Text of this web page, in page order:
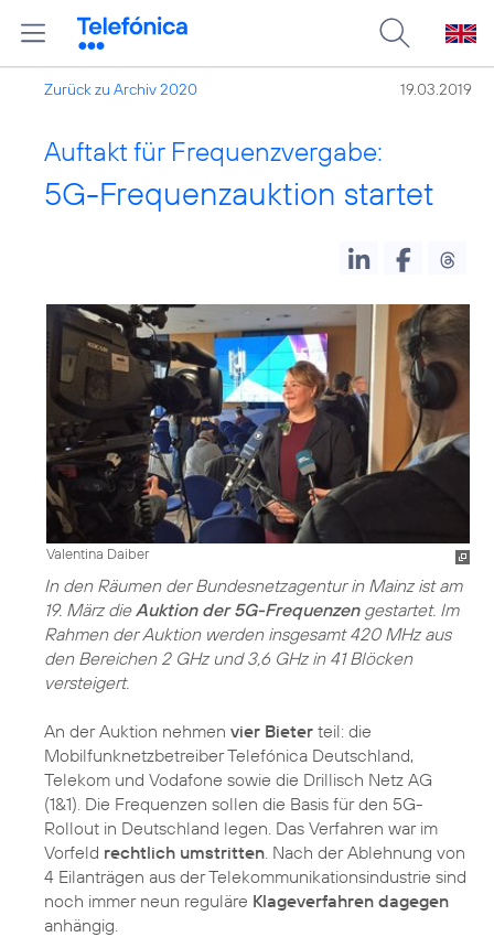
Zurück zu Archiv 2020 19.03.2019
Auftakt für Frequenzvergabe:
5G-Frequenzauktion startet
Valentina Daiber
In den Räumen der Bundesnetzagentur in Mainz ist am
19. März dieAuktion der 5G-Frequenzengestartet. Im
Rahmen der Auktion werden insgesamt 420 MHz aus
den Bereichen 2 GHz und 3,6 GHz in 41 Blöcken
versteigert.
An der Auktion nehmen vier Bieter teil: die
Mobilfunknetzbetreiber Telefónica Deutschland,
Telekom und Vodafone sowie die Drillisch Netz AG
(1&1). Die Frequenzen sollen die Basis für den 5G-
Rollout in Deutschland legen. Das Verfahren war im
Vorfeld rechtlich umstritten . Nach der Ablehnung von
4 Eilanträgen aus der Telekommunikationsindustrie sind
noch immer neun reguläre Klageverfahren dagegen
anhängig.